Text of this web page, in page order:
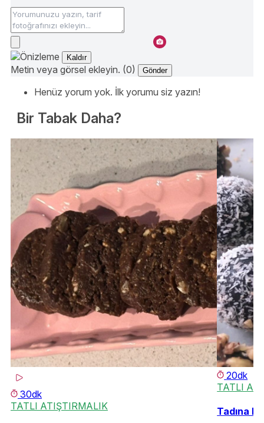
Kaldır
Metin veya görsel ekleyin. (0) Gönder
Henüz yorum yok. İlk yorumu siz yazın!
Bir Tabak Daha?
30dk
TATLI ATIŞTIRMALIK
20dk
TATLI
Tadına